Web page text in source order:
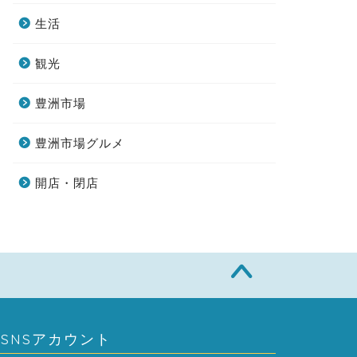
生活
観光
豊洲市場
豊洲市場グルメ
開店・閉店
SNSアカウント